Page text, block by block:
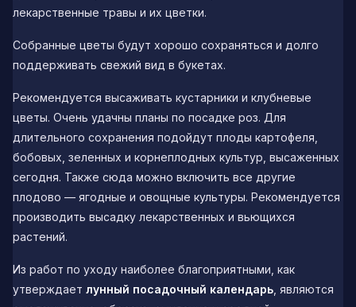
лекарственные травы и их цветки.
Собранные цветы будут хорошо сохраняться и долго
поддерживать свежий вид в букетах.
Рекомендуется высаживать кустарники и клубневые
цветы. Очень удачны планы по посадке роз. Для
длительного сохранения подойдут плоды картофеля,
бобовых, зеленных и корнеплодных культур, высаженных
сегодня. Также сюда можно включить все другие
плодово — ягодные и овощные культуры. Рекомендуется
производить высадку лекарственных и вьющихся
растений.
Из работ по уходу наиболее благоприятными, как
утверждает лунный посадочный календарь , являются